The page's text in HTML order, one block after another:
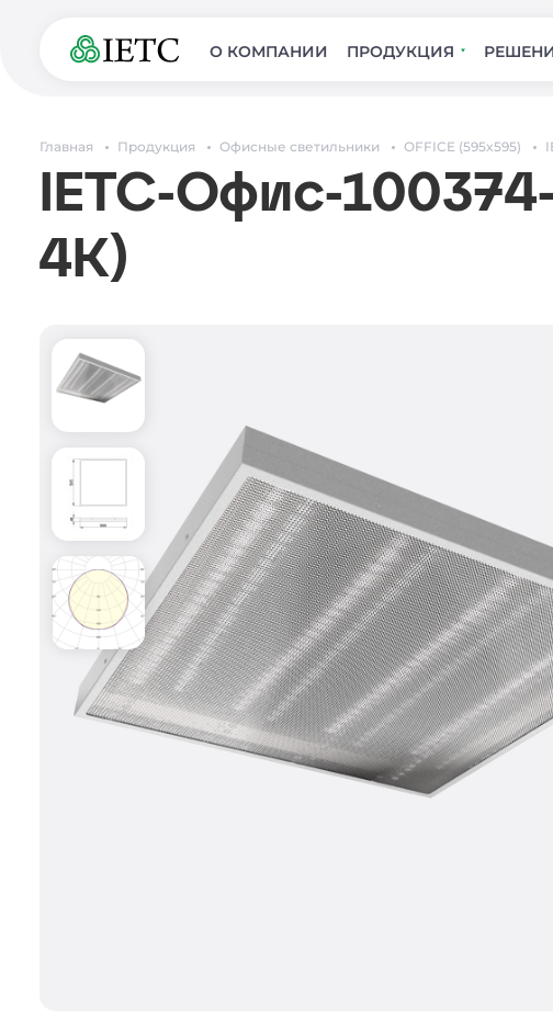
О КОМПАНИИ ПРОДУКЦИЯ
Главная Продукция Офисные светильники OFFICE (595x595)
IETC-Офис-
4К)